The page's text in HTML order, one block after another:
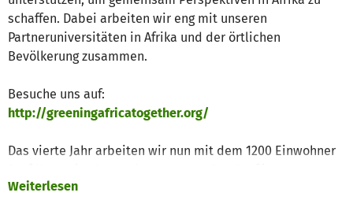
schaffen. Dabei arbeiten wir eng mit unseren
Partneruniversitäten in Afrika und der örtlichen
Bevölkerung zusammen.
Besuche uns auf:
http://greeningafricatogether.org/
Das vierte Jahr arbeiten wir nun mit dem 1200 Einwohner
abgeschieden und nicht an das allgemeine Stromnetz
Weiterlesen